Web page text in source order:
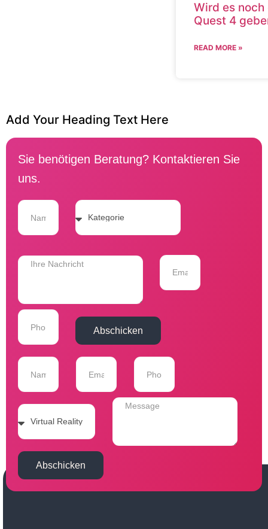
Wird es noch
Quest 4
READ MORE »
Add Your Heading Text Here
Sie benötigen Beratung? Kontaktieren Sie
uns.
Abschicken
Abschicken